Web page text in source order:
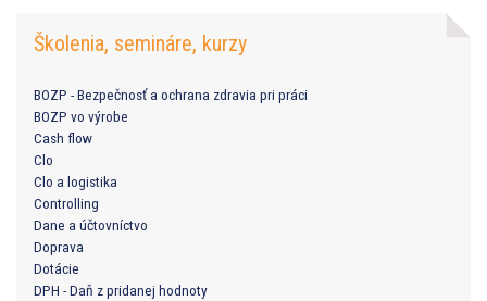
Školenia, semináre, kurzy
BOZP - Bezpečnosť a ochrana zdravia pri práci
BOZP vo výrobe
Cash flow
Clo
Clo a logistika
Controlling
Dane a účtovníctvo
Doprava
Dotácie
DPH - Daň z pridanej hodnoty